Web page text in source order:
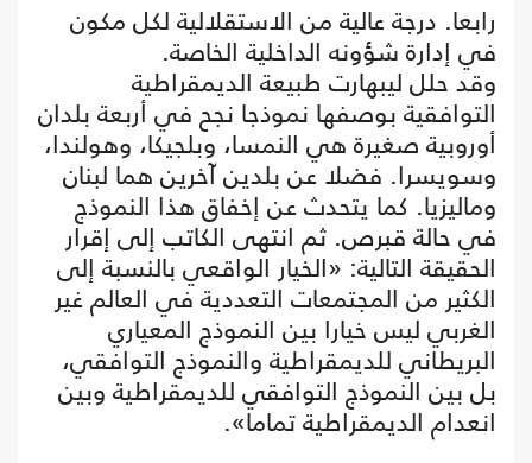
رابعا. درجة عالية من الاستقلالية لكل مكون
في إدارة شؤونه الداخلية الخاصة.
وقد حلل ليبهارت طبيعة الديمقراطية
التوافقية بوصفها نموذجا نجح في أربعة بلدان
أوروبية صغيرة هي النمسا، وبلجيكا، وهولندا،
وسويسرا. فضلا عن بلدين آخرين هما لبنان
وماليزيا. كما يتحدث عن إخفاق هذا النموذج
في حالة قبرص. ثم انتهى الكاتب إلى إقرار
الحقيقة التالية: «الخيار الواقعي بالنسبة إلى
الكثير من المجتمعات التعددية في العالم غير
الغربي ليس خيارا بين النموذج المعياري
البريطاني للديمقراطية والنموذج التوافقي،
بل بين النموذج التوافقي للديمقراطية وبين
انعدام الديمقراطية تماما».